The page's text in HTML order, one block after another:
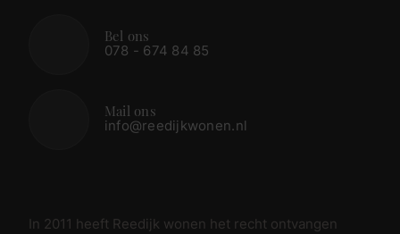
Bel ons
078 - 674 84 85
Mail ons
info@reedijkwonen.nl
In 2011 heeft Reedijk wonen het recht ontvangen